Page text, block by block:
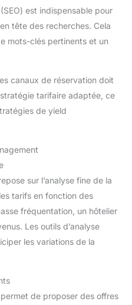
est indispensable pour
tête des recherches. Cela
mots-clés pertinents et un
canaux de réservation doit
tarifaire adaptée, ce
de yield
sur l’analyse fine de la
tarifs en fonction des
fréquentation, un hôtelier
Les outils d’analyse
les variations de la
de proposer des offres